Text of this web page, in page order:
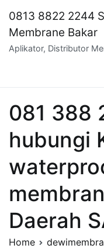
content
0813 8822 2244
Membrane Bakar
Aplikator, Distributor
081 388
hubungi
Daerah
Home